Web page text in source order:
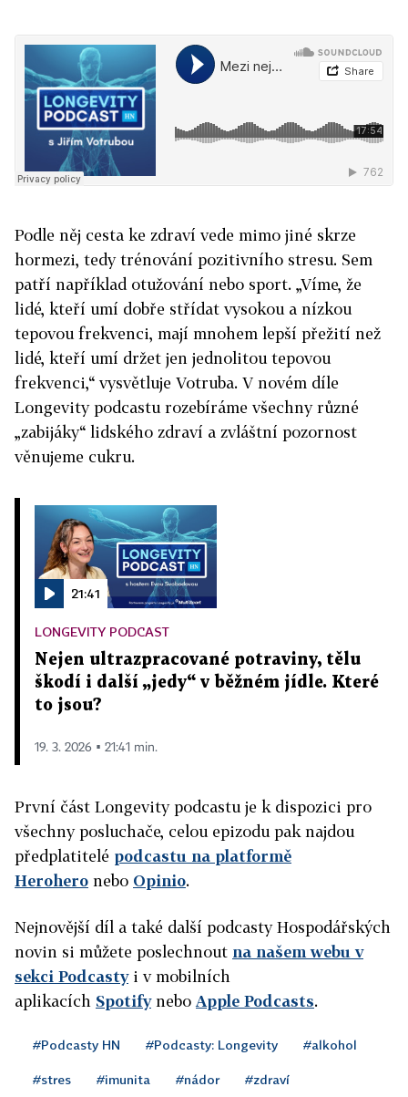
Podle něj cesta ke zdraví vede mimo jiné skrze
hormezi, tedy trénování pozitivního stresu. Sem
patří například otužování nebo sport. „Víme, že
lidé, kteří umí dobře střídat vysokou a nízkou
tepovou frekvenci, mají mnohem lepší přežití než
lidé, kteří umí držet jen jednolitou tepovou
frekvenci,“ vysvětluje Votruba. V novém díle
Longevity podcastu rozebíráme všechny různé
„zabijáky“ lidského zdraví a zvláštní pozornost
věnujeme cukru.
21:41
LONGEVITY PODCAST
Nejen ultrazpracované potraviny, tělu
škodí i další „jedy“ v běžném jídle. Které
to jsou?
19. 3. 2026 ▪ 21:41 min.
První část Longevity podcastu je k dispozici pro
všechny posluchače, celou epizodu pak najdou
předplatitelé podcastu na platformě
Herohero nebo Opinio.
Nejnovější díl a také další podcasty Hospodářských
novin si můžete poslechnout na našem webu v
sekci Podcastyi v mobilních
aplikacích Spotifynebo Apple Podcasts.
#Podcasty HN #Podcasty: Longevity #alkohol
#stres #imunita #nádor #zdraví